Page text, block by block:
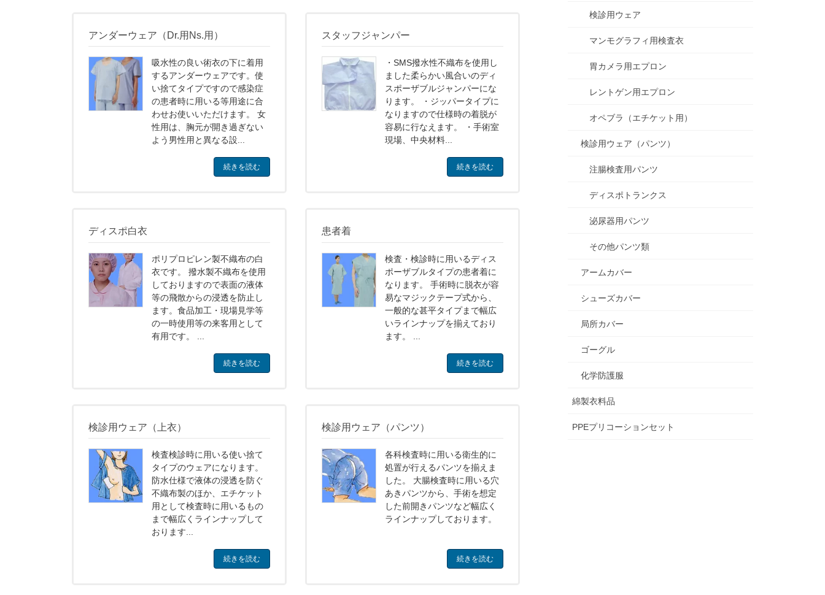
アンダーウェア（Dr.用Ns.用）
吸水性の良い術衣の下に着用
するアンダーウェアです。使
い捨てタイプですので感染症
の患者時に用いる等用途に合
わせお使いいただけます。 女
性用は、胸元が開き過ぎない
よう男性用と異なる設...
続きを読む
スタッフジャンパー
・SMS撥水性不織布を使用し
ました柔らかい風合いのディ
スポーザブルジャンパーにな
ります。 ・ジッパータイプに
なりますので仕様時の着脱が
容易に行なえます。 ・手術室
現場、中央材料...
続きを読む
ディスポ白衣
ポリプロピレン製不織布の白
衣です。 撥水製不織布を使用
しておりますので表面の液体
等の飛散からの浸透を防止し
ます。食品加工・現場見学等
の一時使用等の来客用として
有用です。 ...
続きを読む
患者着
検査・検診時に用いるディス
ポーザブルタイプの患者着に
なります。 手術時に脱衣が容
易なマジックテープ式から、
一般的な甚平タイプまで幅広
いラインナップを揃えており
ます。 ...
続きを読む
検診用ウェア（上衣）
検査検診時に用いる使い捨て
タイプのウェアになります。
防水仕様で液体の浸透を防ぐ
不織布製のほか、エチケット
用として検査時に用いるもの
まで幅広くラインナップして
おります...
続きを読む
検診用ウェア（パンツ）
各科検査時に用いる衛生的に
処置が行えるパンツを揃えま
した。 大腸検査時に用いる穴
あきパンツから、手術を想定
した前開きパンツなど幅広く
ラインナップしております。
続きを読む
検診用ウェア
マンモグラフィ用検査衣
胃カメラ用エプロン
レントゲン用エプロン
オペブラ（エチケット用）
検診用ウェア（パンツ）
注腸検査用パンツ
ディスポトランクス
泌尿器用パンツ
その他パンツ類
アームカバー
シューズカバー
局所カバー
ゴーグル
化学防護服
綿製衣料品
PPEプリコーションセット